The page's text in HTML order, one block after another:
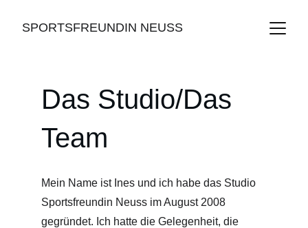
SPORTSFREUNDIN NEUSS
Das Studio/Das
Team
Mein Name ist Ines und ich habe das Studio
Sportsfreundin Neuss im August 2008
gegründet. Ich hatte die Gelegenheit, die